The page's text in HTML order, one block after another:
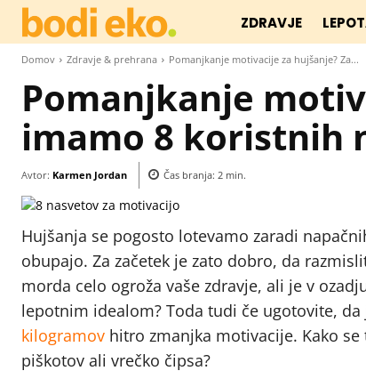
ZDRAVJE
Domov Zdravje & prehrana Pomanjkanje motivacije za hujšanje? Za...
Pomanjkanje
imamo 8 koristnih
Avtor: Karmen Jordan Čas branja: 2 min.
Hujšanja se pogosto lotevamo zaradi
obupajo. Za začetek je zato dobro, da
morda celo ogroža vaše zdravje, ali je v
lepotnim idealom? Toda tudi če ugotovite,
kilogramov hitro zmanjka motivacije. Kako
piškotov ali vrečko čipsa?